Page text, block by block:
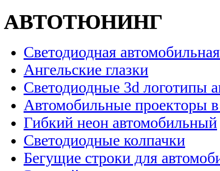
АВТОТЮНИНГ
Светодиодная
Ангельские глазки
Светодиодные 3d логотипы
Автомобильные проекторы
Гибкий неон автомобильный
Светодиодные колпачки
Бегущие строки для